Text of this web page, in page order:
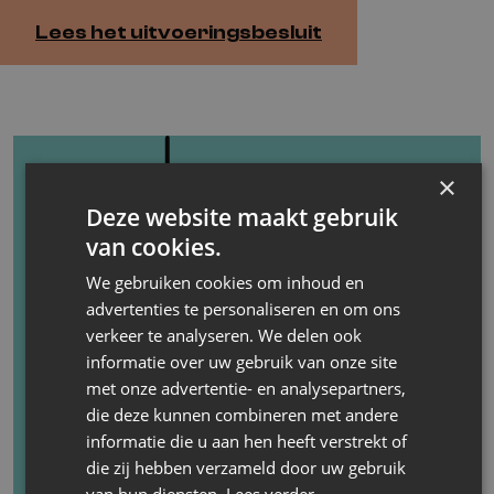
Lees het uitvoeringsbesluit
×
Deze website maakt gebruik
van cookies.
We gebruiken cookies om inhoud en
advertenties te personaliseren en om ons
verkeer te analyseren. We delen ook
informatie over uw gebruik van onze site
met onze advertentie- en analysepartners,
die deze kunnen combineren met andere
informatie die u aan hen heeft verstrekt of
die zij hebben verzameld door uw gebruik